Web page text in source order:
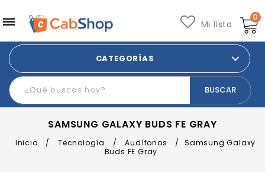
0
Mi lista
CATEGORÍAS
SAMSUNG GALAXY BUDS FE GRAY
Inicio / Tecnología / Audífonos /
Samsung Galaxy
Buds FE Gray